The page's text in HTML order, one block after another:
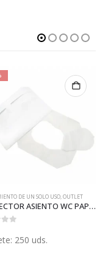
DE UN SOLO USO,OUTLET
PROTECTOR ASIENTO WC PAPEL BLANCO (GP16213)
250 uds.